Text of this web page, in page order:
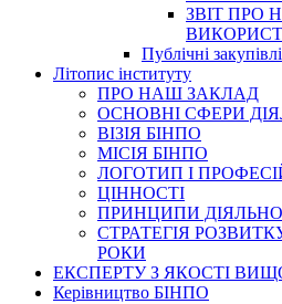
ЗВІТ ПРО
Публічні закупівлі
Літопис інституту
ПРО НАШ ЗАКЛАД
ОСНОВНІ СФЕРИ
ВІЗІЯ БІНПО
МІСІЯ БІНПО
ЛОГОТИП І
ЦІННОСТІ
ПРИНЦИПИ
СТРАТЕГІЯ
РОКИ
ЕКСПЕРТУ З ЯКОСТІ
Керівництво БІНПО